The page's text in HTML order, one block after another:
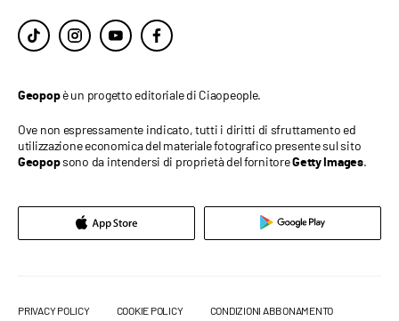
Geopopè un progetto editoriale di Ciaopeople.
Ove non espressamente indicato, tutti i diritti di sfruttamento ed
utilizzazione economica del materiale fotografico presente sul sito
Geopopsono da intendersi di proprietà del fornitoreGetty Images.
PRIVACY POLICY COOKIE POLICY CONDIZIONI ABBONAMENTO